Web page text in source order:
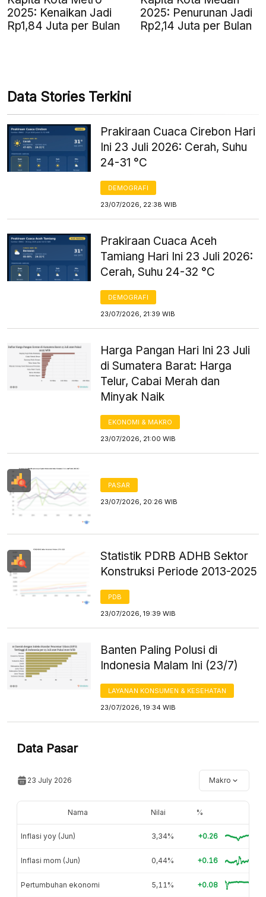
2025: Kenaikan Jadi
Rp1,84 Juta per Bulan
2025: Penurunan Jadi
Rp2,14 Juta per Bulan
Data Stories Terkini
Prakiraan Cuaca Cirebon Hari
Ini 23 Juli 2026: Cerah, Suhu
24-31 °C
DEMOGRAFI
23/07/2026, 22:38 WIB
Prakiraan Cuaca Aceh
Tamiang Hari Ini 23 Juli 2026:
Cerah, Suhu 24-32 °C
DEMOGRAFI
23/07/2026, 21:39 WIB
Harga Pangan Hari Ini 23 Juli
di Sumatera Barat: Harga
Telur, Cabai Merah dan
Minyak Naik
EKONOMI & MAKRO
23/07/2026, 21:00 WIB
PASAR
23/07/2026, 20:26 WIB
Statistik PDRB ADHB Sektor
Konstruksi Periode 2013-2025
PDB
23/07/2026, 19:39 WIB
Banten Paling Polusi di
Indonesia Malam Ini (23/7)
LAYANAN KONSUMEN & KESEHATAN
23/07/2026, 19:34 WIB
Data Pasar
23 July 2026 Makro
Nama Nilai %
Inflasi yoy (Jun) 3,34% +0.26
Inflasi mom (Jun) 0,44% +0.16
Pertumbuhan ekonomi 5,11% +0.08